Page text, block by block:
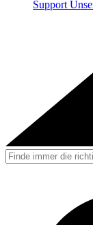
Support